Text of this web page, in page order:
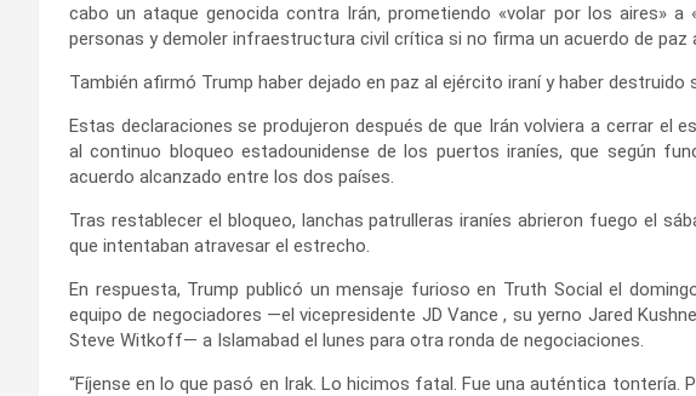
cabo un ataque genocida contra Irán, prometiendo «volar por los aires»
personas y demoler infraestructura civil crítica si no firma un acuerdo de paz
También afirmó Trump haber dejado en paz al ejército iraní y haber destruido
Estas declaraciones se produjeron después de que Irán volviera a cerrar el
al continuo bloqueo estadounidense de los puertos iraníes, que según
acuerdo alcanzado entre los dos países.
Tras restablecer el bloqueo, lanchas patrulleras iraníes abrieron fuego el
que intentaban atravesar el estrecho.
En respuesta, Trump publicó un mensaje furioso en Truth Social el
equipo de negociadores —el vicepresidente JD Vance , su yerno Jared
Steve Witkoff— a Islamabad el lunes para otra ronda de negociaciones.
“Fíjense en lo que pasó en Irak. Lo hicimos fatal. Fue una auténtica tontería.